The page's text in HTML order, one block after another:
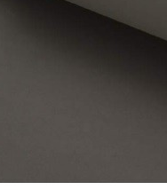
внешний вид
решением для
ящиков и полок.